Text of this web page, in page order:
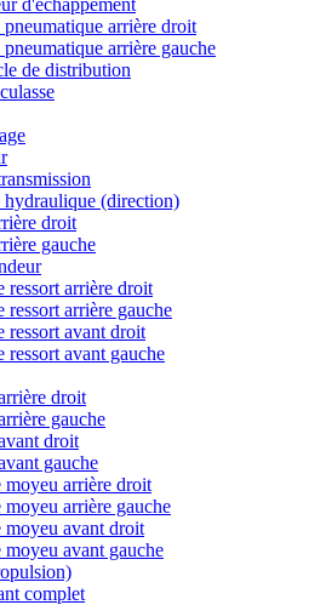
d'échappement
pneumatique arrière droit
arrière gauche
de distribution
(direction)
droit
gauche
ressort arrière droit
ressort arrière gauche
ressort avant droit
ressort avant gauche
droit
gauche
droit
gauche
moyeu arrière droit
moyeu arrière gauche
moyeu avant droit
moyeu avant gauche
complet